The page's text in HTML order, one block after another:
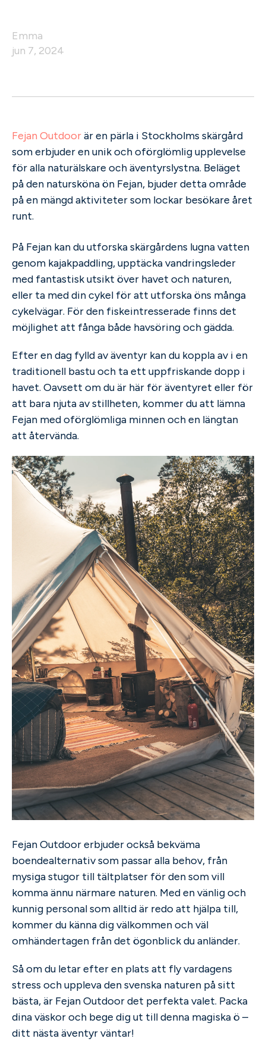
Emma
jun 7, 2024
Fejan Outdoorär en pärla i Stockholms skärgård
som erbjuder en unik och oförglömlig upplevelse
för alla naturälskare och äventyrslystna. Beläget
på den natursköna ön Fejan, bjuder detta område
på en mängd aktiviteter som lockar besökare året
runt.
På Fejan kan du utforska skärgårdens lugna vatten
genom kajakpaddling, upptäcka vandringsleder
med fantastisk utsikt över havet och naturen,
eller ta med din cykel för att utforska öns många
cykelvägar. För den fiskeintresserade finns det
möjlighet att fånga både havsöring och gädda.
Efter en dag fylld av äventyr kan du koppla av i en
traditionell bastu och ta ett uppfriskande dopp i
havet. Oavsett om du är här för äventyret eller för
att bara njuta av stillheten, kommer du att lämna
Fejan med oförglömliga minnen och en längtan
att återvända.
Fejan Outdoor erbjuder också bekväma
boendealternativ som passar alla behov, från
mysiga stugor till tältplatser för den som vill
komma ännu närmare naturen. Med en vänlig och
kunnig personal som alltid är redo att hjälpa till,
kommer du känna dig välkommen och väl
omhändertagen från det ögonblick du anländer.
Så om du letar efter en plats att fly vardagens
stress och uppleva den svenska naturen på sitt
bästa, är Fejan Outdoor det perfekta valet. Packa
dina väskor och bege dig ut till denna magiska ö –
ditt nästa äventyr väntar!